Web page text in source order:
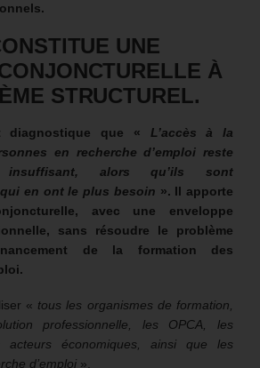
UNE
À
STRUCTUREL.
diagnostique que « L’accès à la
en recherche d’emploi reste
insuffisant, alors qu’ils sont
en ont le plus besoin ». Il apporte
avec une enveloppe
sans résoudre le problème
de la formation des
« tous les organismes de formation,
professionnelle, les OPCA, les
acteurs économiques, ainsi que les
d’emploi ».